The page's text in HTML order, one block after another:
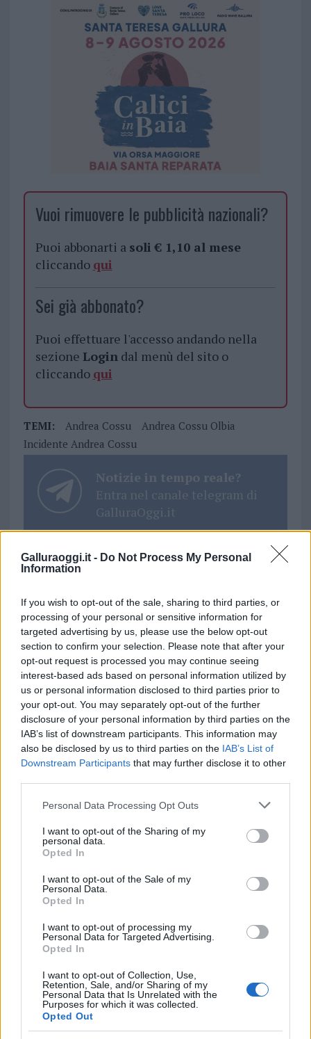
Galluraoggi.it - Do Not Process My Personal
Information
If you wish to opt-out of the sale, sharing to third parties, or
processing of your personal or sensitive information for
targeted advertising by us, please use the below opt-out
section to confirm your selection. Please note that after your
opt-out request is processed you may continue seeing
interest-based ads based on personal information utilized by
us or personal information disclosed to third parties prior to
your opt-out. You may separately opt-out of the further
disclosure of your personal information by third parties on the
IAB’s list of downstream participants. This information may
also be disclosed by us to third parties on the IAB’s List of
Downstream Participants that may further disclose it to other
Please note that this website/app uses one or more Google
not limited to your visit or usage behaviour. You may click to
grant or deny consent to Google and its third-party tags to
use your data for below specified purposes in below Google
consent section.
Personal Data Processing Opt Outs
I want to opt-out of the Sharing of my
personal data.
Opted In
I want to opt-out of the Sale of my
Personal Data.
Opted In
I want to opt-out of processing my
Personal Data for Targeted Advertising.
Opted In
I want to opt-out of Collection, Use,
Retention, Sale, and/or Sharing of my
Personal Data that Is Unrelated with the
Purposes for which it was collected.
Opted Out
Vuoi rimuovere le pubblicità nazionali?
Puoi abbonarti a soli € 1,10 al mese
cliccando qui
Sei già abbonato?
Puoi effettuare l'accesso andando nella
sezione Logindal menù del sito o
cliccando qui
TEMI: Andrea Cossu
Andrea Cossu Olbia
Incidente Andrea Cossu
Notizie in tempo reale?
Entra nel canale telegram di
GalluraOggi.it
i tuoi video e le tue foto
Su WhatsApp al numero +39
345 356 7512
Ricevi le nostre ultime news
daGoogle News
Condividi l'articolo
F
a
ce
b
o
o
k
T
w
it
te
r
Pi
te
st
W
at
A
p
p
S
a
Articolo precedente
NOTIZIE RECENTI
Incendio nella notte a Olbia, a fuoco due furgoni